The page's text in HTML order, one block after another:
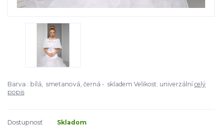
Barva : bílá, smetanová, černá - skladem Velikost: univerzální celý
popis
Dostupnosť
Skladom